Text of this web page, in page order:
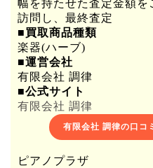
幅を持たせた査定金額を
訪問し、最終査定
■買取商品種類
楽器(ハーブ)
■運営会社
有限会社 調律
■公式サイト
有限会社 調律
有限会社 調律の口コ
ピアノプラザ